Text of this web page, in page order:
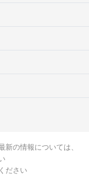
の情報については、
ださい